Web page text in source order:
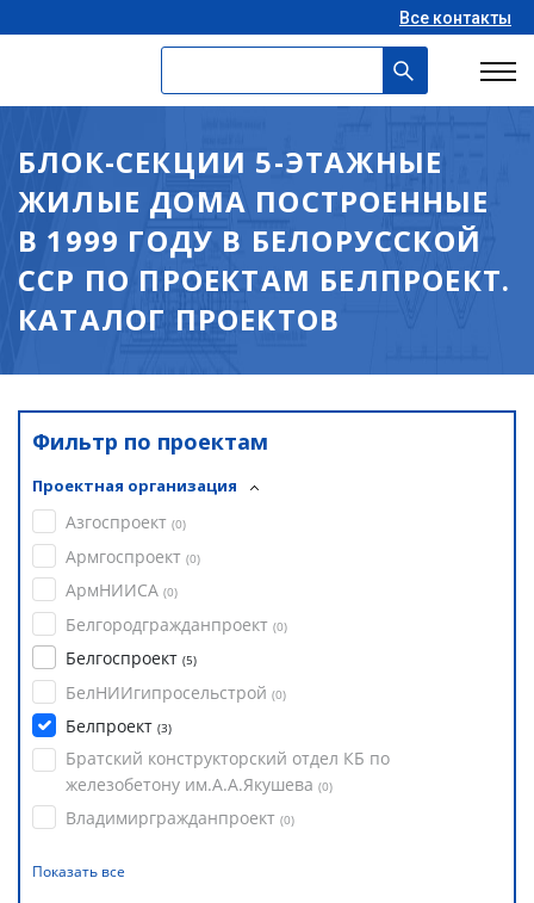
Все контакты
БЛОК-СЕКЦИИ 5-ЭТАЖНЫЕ
ЖИЛЫЕ ДОМА ПОСТРОЕННЫЕ
В 1999 ГОДУ В БЕЛОРУССКОЙ
ССР ПО ПРОЕКТАМ БЕЛПРОЕКТ.
КАТАЛОГ ПРОЕКТОВ
Фильтр по проектам
Проектная организация
Азгоспроект (0)
Армгоспроект (0)
АрмНИИСА (0)
Белгородгражданпроект (0)
Белгоспроект (5)
БелНИИгипросельстрой (0)
Белпроект (3)
Братский конструкторский отдел КБ по
железобетону им.А.А.Якушева (0)
Владимиргражданпроект (0)
Показать все